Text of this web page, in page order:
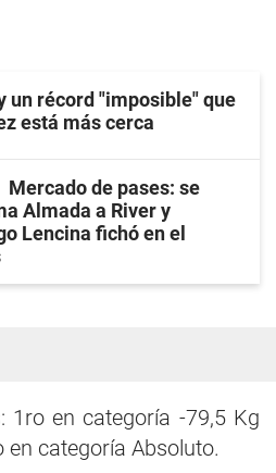
un récord "imposible" que
está más cerca
Mercado de pases: se
Almada a River y
Lencina fichó en el
1ro en categoría -79,5 Kg
categoría Absoluto.